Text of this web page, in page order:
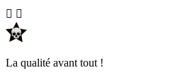
 
La qualité avant tout !